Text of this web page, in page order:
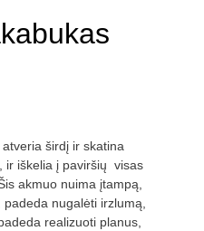
širdį ir skatina
ir iškelia į paviršių visas
akmuo nuima įtampą,
nugalėti irzlumą,
realizuoti planus,